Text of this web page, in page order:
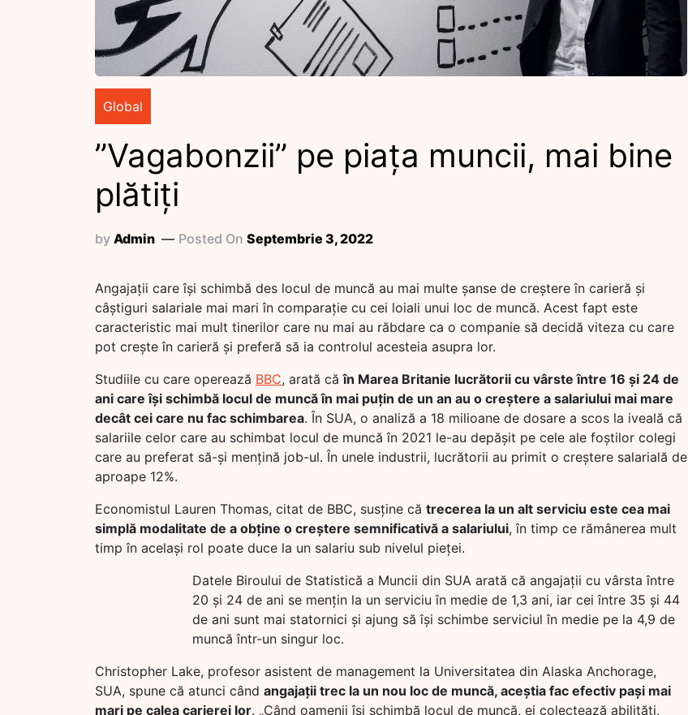
Global
”Vagabonzii” pe piața muncii, mai bine
plătiți
by Admin Posted On Septembrie 3, 2022
Angajații care își schimbă des locul de muncă au mai multe șanse de creștere în carieră și
câștiguri salariale mai mari în comparație cu cei loiali unui loc de muncă. Acest fapt este
caracteristic mai mult tinerilor care nu mai au răbdare ca o companie să decidă viteza cu care
pot crește în carieră și preferă să ia controlul acesteia asupra lor.
Studiile cu care operează BBC, arată căîn Marea Britanie lucrătorii cu vârste între 16 și 24 de
ani care își schimbă locul de muncă în mai puțin de un an au o creștere a salariului mai mare
decât cei care nu fac schimbarea. În SUA, o analiză a 18 milioane de dosare a scos la iveală că
salariile celor care au schimbat locul de muncă în 2021 le-au depășit pe cele ale foștilor colegi
care au preferat să-și mențină job-ul. În unele industrii, lucrătorii au primit o creștere salarială de
aproape 12%.
Economistul Lauren Thomas, citat de BBC, susține că trecerea la un alt serviciu este cea mai
simplă modalitate de a obține o creștere semnificativă a salariului, în timp ce rămânerea mult
timp în același rol poate duce la un salariu sub nivelul pieței.
Datele Biroului de Statistică a Muncii din SUA arată că angajații cu vârsta între
20 și 24 de ani se mențin la un serviciu în medie de 1,3 ani, iar cei între 35 și 44
de ani sunt mai statornici și ajung să își schimbe serviciul în medie pe la 4,9 de
muncă într-un singur loc.
Christopher Lake, profesor asistent de management la Universitatea din Alaska Anchorage,
SUA, spune că atunci când angajații trec la un nou loc de muncă, aceștia fac efectiv pași mai
mari pe calea carierei lor. „Când oamenii își schimbă locul de muncă, ei colectează abilități,